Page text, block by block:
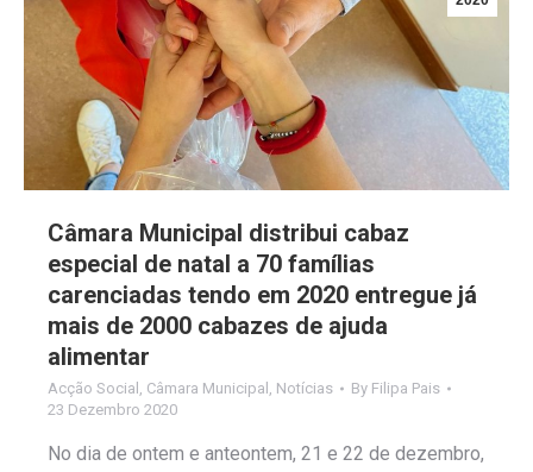
Câmara Municipal distribui cabaz
especial de natal a 70 famílias
carenciadas tendo em 2020 entregue já
mais de 2000 cabazes de ajuda
alimentar
Acção Social Câmara Municipal Notícias By Filipa Pais
23 Dezembro 2020
No dia de ontem e anteontem, 21 e 22 de dezembro,